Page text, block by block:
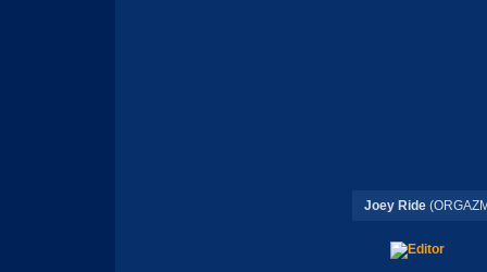
Joey Ride